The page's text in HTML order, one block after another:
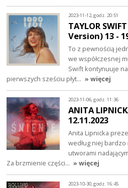
2023-11-12, godz. 20:51
TAYLOR
Version) 13 -
To z pewnością
we współczesnej
Swift kontynuuje
pierwszych sześciu płyt… » więcej
2023-11-06, godz. 11:36
ANITA
12.11.2023
Anita Lipnicka
według niej
utworami
Za brzmienie części… » więcej
2023-10-30, godz. 16:45